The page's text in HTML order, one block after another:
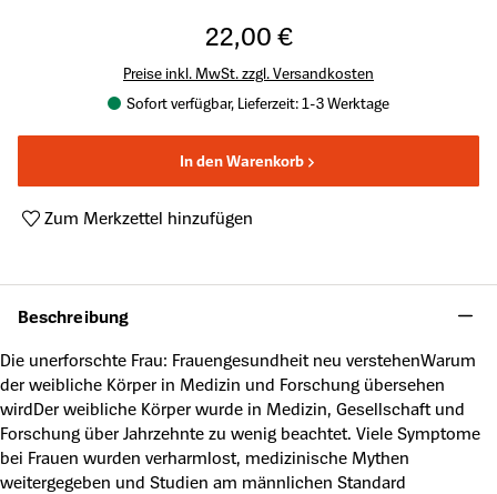
22,00 €
Preise inkl. MwSt. zzgl. Versandkosten
Sofort verfügbar, Lieferzeit: 1-3 Werktage
In den Warenkorb
Zum Merkzettel hinzufügen
Beschreibung
Die unerforschte Frau: Frauengesundheit neu verstehenWarum
der weibliche Körper in Medizin und Forschung übersehen
wirdDer weibliche Körper wurde in Medizin, Gesellschaft und
Forschung über Jahrzehnte zu wenig beachtet. Viele Symptome
bei Frauen wurden verharmlost, medizinische Mythen
weitergegeben und Studien am männlichen Standard